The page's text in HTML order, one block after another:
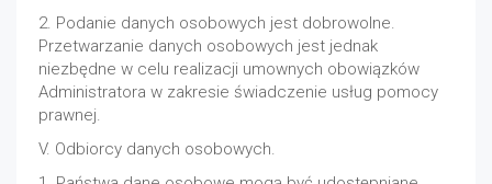
2. Podanie danych osobowych jest dobrowolne.
Przetwarzanie danych osobowych jest jednak
niezbędne w celu realizacji umownych obowiązków
Administratora w zakresie świadczenie usług pomocy
prawnej.
V. Odbiorcy danych osobowych.